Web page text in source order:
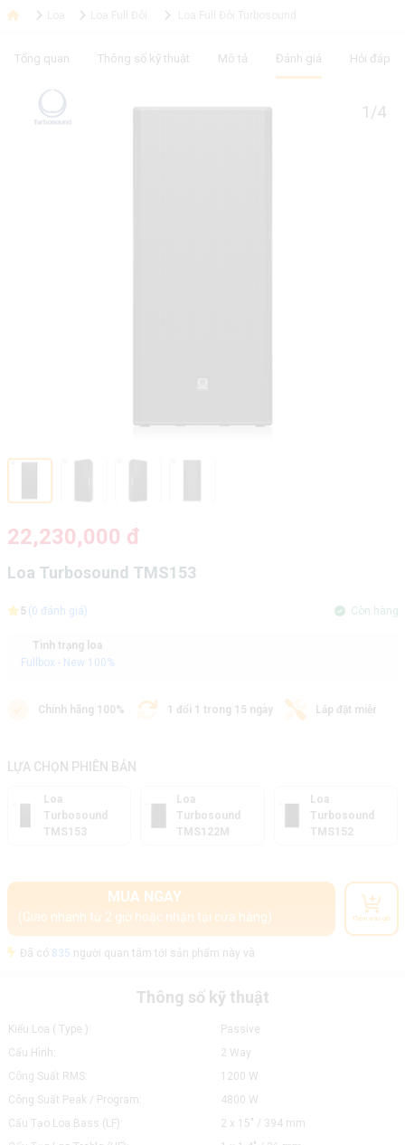
Tổng quan Thông số kỹ thuật Mô tả Đánh giá Hỏi đáp
1/4
22,230,000 đ
Loa Turbosound TMS153
5 (0 đánh giá) Còn hàng
Tình trạng loa
Fullbox - New 100%
Chính hãng 100% 1 đổi 1 trong 15 ngày Lắp đặt miễn phí
LỰA CHỌN PHIÊN BẢN
Loa
Turbosound
TMS153
Loa
Turbosound
TMS122M
Loa
Turbosound
TMS152
MUA NGAY
(Giao nhanh từ 2 giờ hoặc nhận tại cửa hàng) Thêm vào giỏ
Đã có 835 người quan tâm tới sản phẩm này và
Thông số kỹ thuật
Kiểu Loa ( Type ):
Passive
Cấu Hình:
2 Way
Công Suất RMS:
1200 W
Công Suất Peak / Program:
4800 W
Cấu Tạo Loa Bass (LF):
2 x 15" / 394 mm